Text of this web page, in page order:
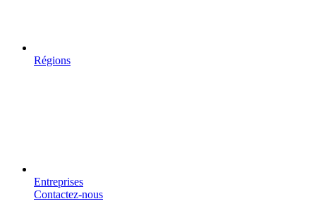
Régions
Entreprises
Contactez-nous